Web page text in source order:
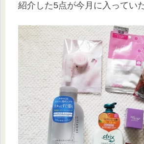
紹介した5点が今月に入ってい